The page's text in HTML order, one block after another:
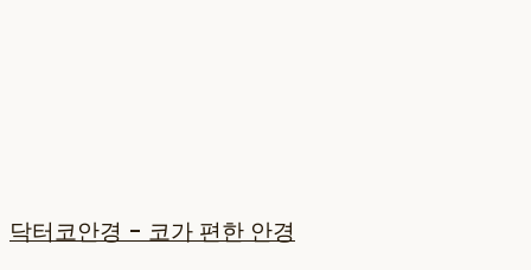
닥터코안경 - 코가 편한 안경